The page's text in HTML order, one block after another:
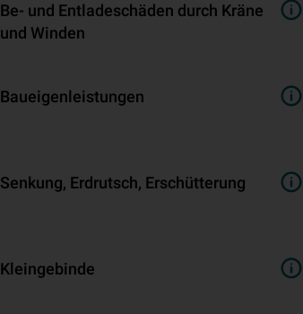
Be- und Entladeschäden durch Kräne
und Winden
Baueigenleistungen
Senkung, Erdrutsch, Erschütterung
Kleingebinde